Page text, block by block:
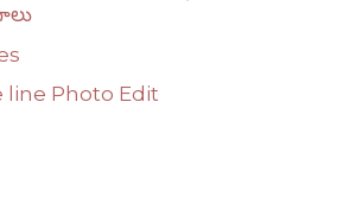
line Photo Edit